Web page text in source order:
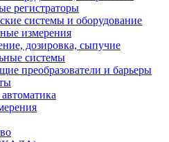
регистраторы
системы и оборудование
измерения
дозировка, сыпучие
системы
преобразователи и барьеры